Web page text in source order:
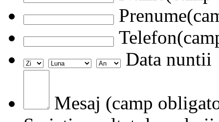
Data nuntii
Mesaj (camp